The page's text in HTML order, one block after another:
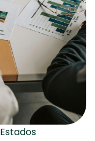
Estados